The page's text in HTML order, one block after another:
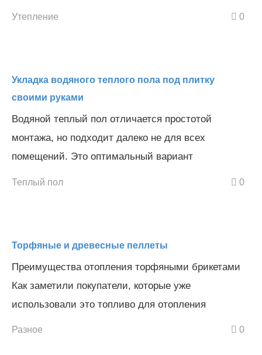
Утепление 0
Укладка водяного теплого пола под плитку
своими руками
Водяной теплый пол отличается простотой
монтажа, но подходит далеко не для всех
помещений. Это оптимальный вариант
Теплый пол 0
Торфяные и древесные пеллеты
Преимущества отопления торфяными брикетами
Как заметили покупатели, которые уже
использовали это топливо для отопления
Разное 0